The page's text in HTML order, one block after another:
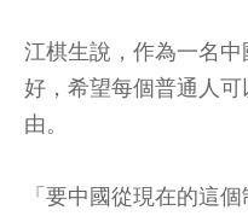
江棋生說，作為一名
好，希望每個普通人
由。
「要中國從現在的這